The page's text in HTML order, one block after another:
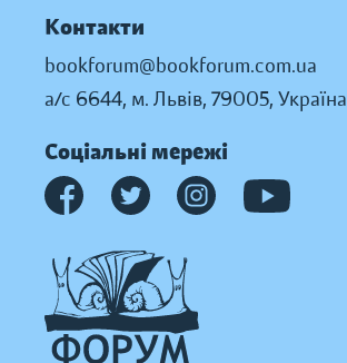
Контакти
bookforum@bookforum.com.ua
а/с 6644, м. Львів, 79005, Україна
Соціальні мережі